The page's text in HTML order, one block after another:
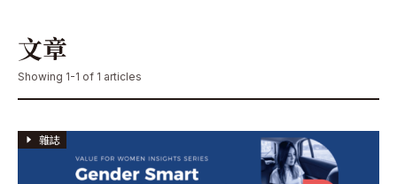
文章
Showing 1-1 of 1 articles
雜誌